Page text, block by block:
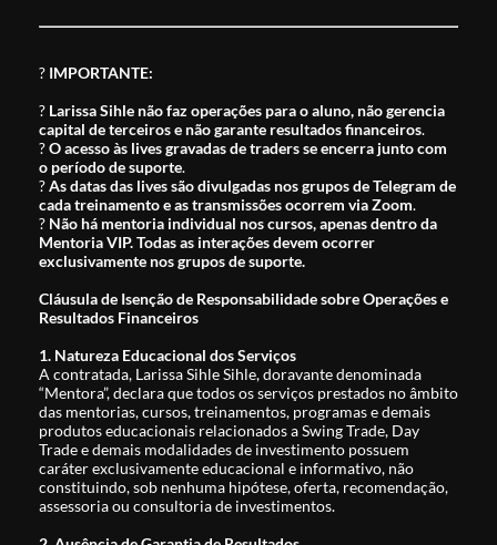
? IMPORTANTE:
? Larissa Sihle não faz operações para o aluno, não gerencia
capital de terceiros e não garante resultados financeiros.
?O acesso às lives gravadas de traders se encerra junto com
o período de suporte.
?As datas das lives são divulgadas nos grupos de Telegram de
cada treinamento e as transmissões ocorrem via Zoom.
? Não há mentoria individual nos cursos, apenas dentro da
Mentoria VIP. Todas as interações devem ocorrer
exclusivamente nos grupos de suporte.
Cláusula de Isenção de Responsabilidade sobre Operações e
Resultados Financeiros
1. Natureza Educacional dos Serviços
A contratada, Larissa Sihle Sihle, doravante denominada
“Mentora”, declara que todos os serviços prestados no âmbito
das mentorias, cursos, treinamentos, programas e demais
produtos educacionais relacionados a Swing Trade, Day
Trade e demais modalidades de investimento possuem
caráter exclusivamente educacional e informativo, não
constituindo, sob nenhuma hipótese, oferta, recomendação,
assessoria ou consultoria de investimentos.